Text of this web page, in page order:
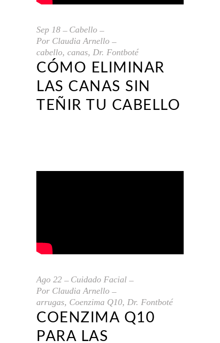
Sep 18
Cabello
Por Claudia Arnello
cabello, canas, Dr. Fontboté
CÓMO ELIMINAR
LAS CANAS SIN
TEÑIR TU CABELLO
Ago 22
Cuidado Facial
Por Claudia Arnello
arrugas, Coenzima Q10, Dr. Fontboté
COENZIMA Q10
PARA LAS